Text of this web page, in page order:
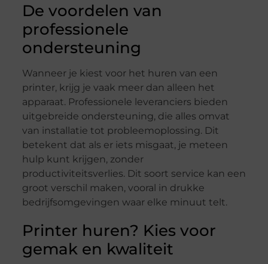
De voordelen van
professionele
ondersteuning
Wanneer je kiest voor het huren van een
printer, krijg je vaak meer dan alleen het
apparaat. Professionele leveranciers bieden
uitgebreide ondersteuning, die alles omvat
van installatie tot probleemoplossing. Dit
betekent dat als er iets misgaat, je meteen
hulp kunt krijgen, zonder
productiviteitsverlies. Dit soort service kan een
groot verschil maken, vooral in drukke
bedrijfsomgevingen waar elke minuut telt.
Printer huren? Kies voor
gemak en kwaliteit